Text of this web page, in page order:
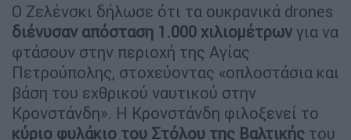
Ο Ζελένσκι δήλωσε ότι τα ουκρανικά drones
διένυσαν απόσταση 1.000 χιλιομέτρων για να
φτάσουν στην περιοχή της Αγίας
Πετρούπολης, στοχεύοντας «οπλοστάσια και
βάση του εχθρικού ναυτικού στην
Κρονστάνδη». Η Κρονστάνδη φιλοξενεί το
κύριο φυλάκιο του Στόλου της Βαλτικής του